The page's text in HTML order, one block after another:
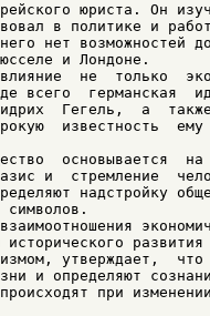
юриста. Он
в политике и
нет возможностей
и Лондоне.
не  только
всего  германская
Гегель,  а
известность
основывается  на
и  стремление
надстройку
символов.
утверждает,  что
и определяют
при